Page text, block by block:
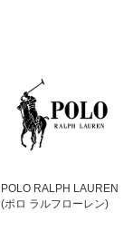
POLO RALPH LAUREN
(ポロ ラルフローレン)